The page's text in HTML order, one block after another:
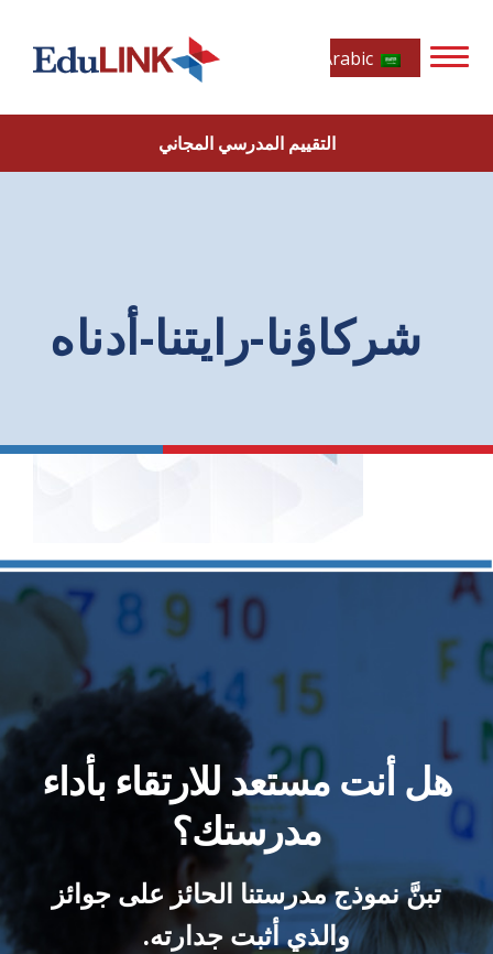
التقييم المدرسي المجاني
شركاؤنا-رايتنا-أدناه
هل أنت مستعد للارتقاء بأداء
مدرستك؟
تبنَّ نموذج مدرستنا الحائز على جوائز
والذي أثبت جدارته.